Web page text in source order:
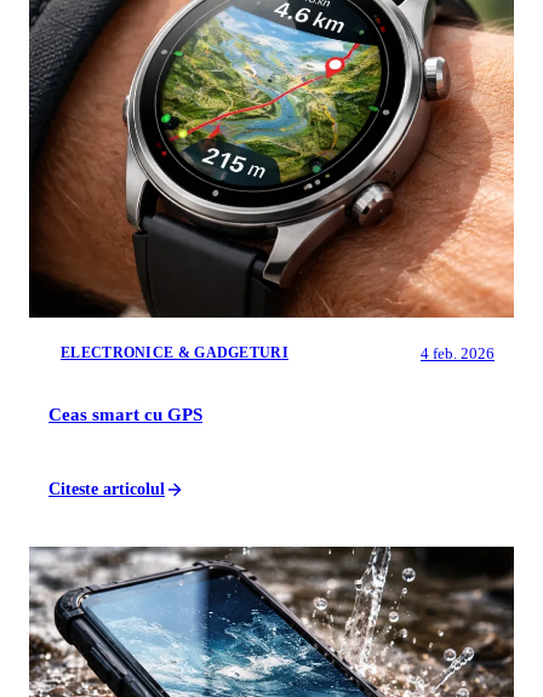
ELECTRONICE & GADGETURI 4 feb. 2026
Ceas smart cu GPS
Citeste articolul